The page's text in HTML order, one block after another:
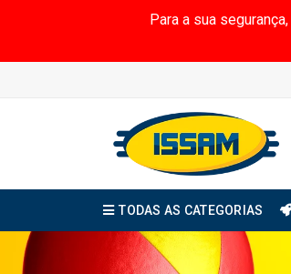
Para a sua
TODAS AS CATEGORIAS